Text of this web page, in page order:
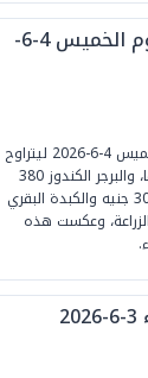
أسعار اللحوم في محلات الجزارة اليوم الخميس 4-6-
تذبذبت أسعار اللحوم المكعبات والضاني اليوم الخميس 4-6-2026 ليتراوح
أسعار المكعبات البلدية ما بين 320 إلى 370 جنيهًا، والبرجر الكندوز 380
والكفتة البقري والسجق 290 والمفروم الكندوز 300 جنيه والكبدة البقري
وزارة الزراعة، وعكست هذه